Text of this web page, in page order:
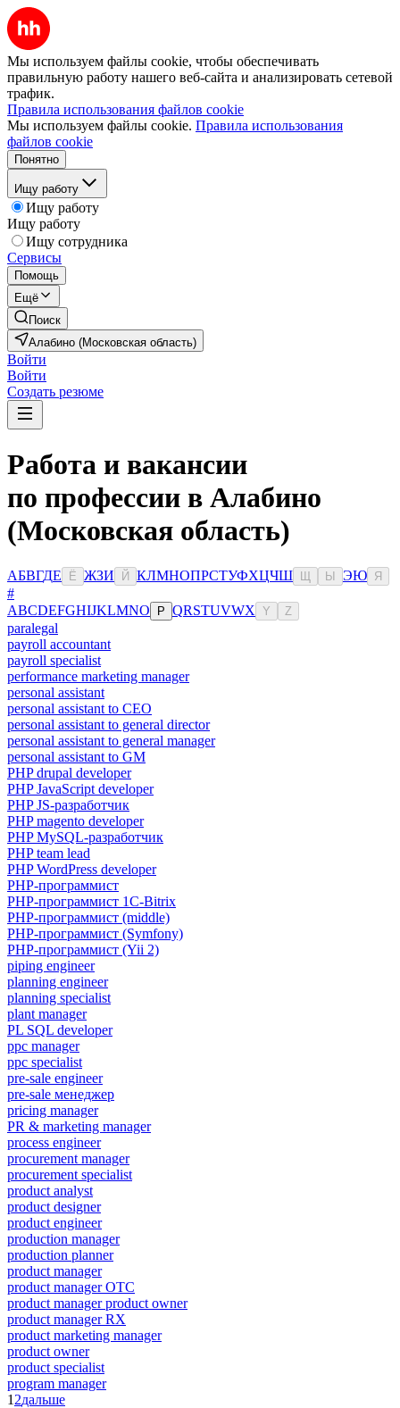
Мы используем файлы cookie, чтобы обеспечивать
правильную работу нашего веб-сайта и анализировать сетевой
трафик.
Правила использования файлов cookie
Мы используем файлы cookie. Правила использования
файлов cookie
Понятно
Ищу работу
Ищу работу
Ищу работу
Ищу сотрудника
Сервисы
Помощь
Ещё
Поиск
Алабино (Московская область)
Войти
Войти
Создать резюме
Работа и вакансии
по профессии в Алабино
(Московская область)
АБВГДЕ Ё ЖЗИ Й КЛМНОПРСТУФХЦЧШ Ы ЭЮ Я
#
ABCDEFGHIJKLMNO P QRSTUVWX Y Z
paralegal
payroll accountant
payroll specialist
performance marketing manager
personal assistant
personal assistant to CEO
personal assistant to general director
personal assistant to general manager
personal assistant to GM
PHP drupal developer
PHP JavaScript developer
PHP JS-разработчик
PHP magento developer
PHP MySQL-разработчик
PHP team lead
PHP WordPress developer
PHP-программист
PHP-программист 1C-Bitrix
PHP-программист (middle)
PHP-программист (Symfony)
PHP-программист (Yii 2)
piping engineer
planning engineer
planning specialist
plant manager
PL SQL developer
ppc manager
ppc specialist
pre-sale engineer
pre-sale менеджер
pricing manager
PR & marketing manager
process engineer
procurement manager
procurement specialist
product analyst
product designer
product engineer
production manager
production planner
product manager
product manager OTC
product manager product owner
product manager RX
product marketing manager
product owner
product specialist
program manager
1 2дальше